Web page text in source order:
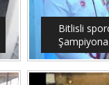
Bitlisli